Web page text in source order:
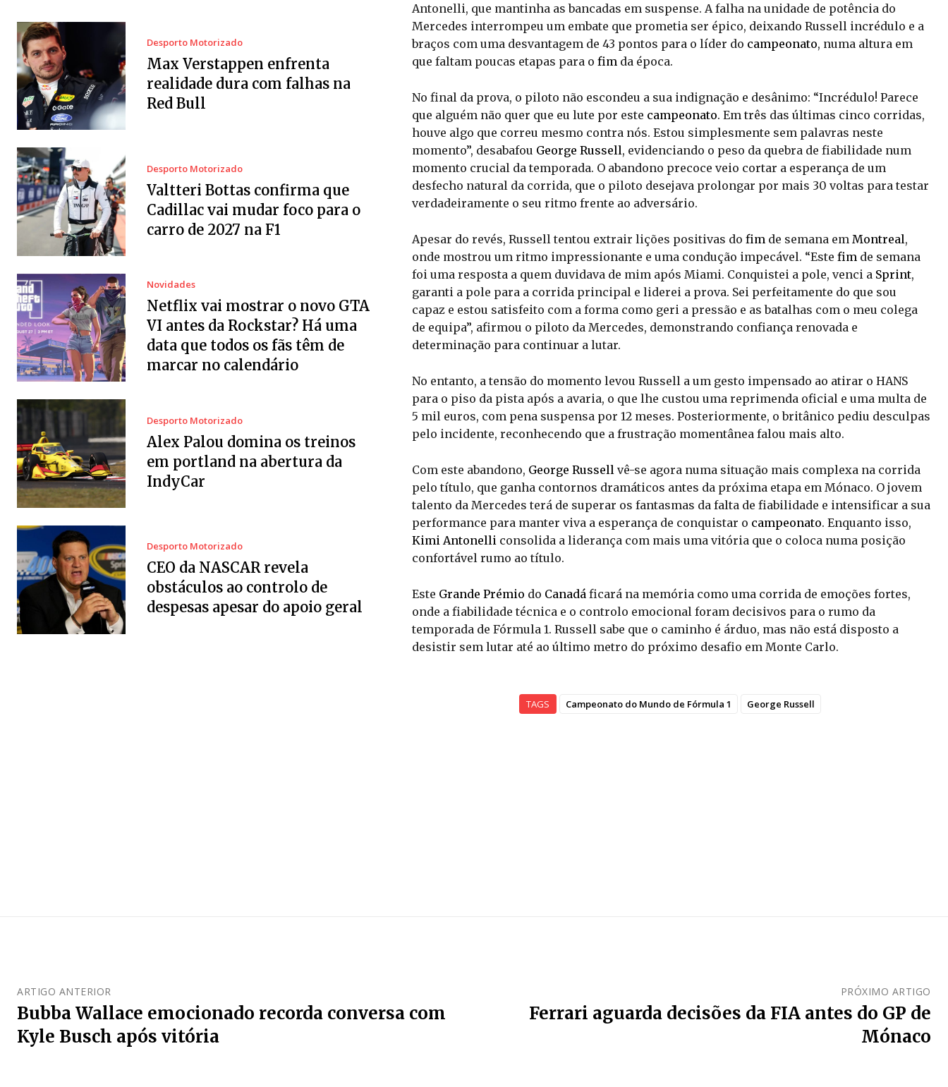
Desporto Motorizado
Max Verstappen enfrenta
realidade dura com falhas na
Red Bull
Desporto Motorizado
Valtteri Bottas confirma que
Cadillac vai mudar foco para o
carro de 2027 na F1
Novidades
Netflix vai mostrar o novo GTA
VI antes da Rockstar? Há uma
data que todos os fãs têm de
marcar no calendário
Desporto Motorizado
Alex Palou domina os treinos
em portland na abertura da
IndyCar
Desporto Motorizado
CEO da NASCAR revela
obstáculos ao controlo de
despesas apesar do apoio geral
Antonelli, que mantinha as bancadas em suspense. A falha na unidade de potência do
Mercedes interrompeu um embate que prometia ser épico, deixando Russell incrédulo e a
braços com uma desvantagem de 43 pontos para o líder do campeonato, numa altura em
que faltam poucas etapas para o fim da época.
No final da prova, o piloto não escondeu a sua indignação e desânimo: “Incrédulo! Parece
que alguém não quer que eu lute por este campeonato. Em três das últimas cinco corridas,
houve algo que correu mesmo contra nós. Estou simplesmente sem palavras neste
momento”, desabafou George Russell, evidenciando o peso da quebra de fiabilidade num
momento crucial da temporada. O abandono precoce veio cortar a esperança de um
desfecho natural da corrida, que o piloto desejava prolongar por mais 30 voltas para testar
verdadeiramente o seu ritmo frente ao adversário.
Apesar do revés, Russell tentou extrair lições positivas do fim de semana em Montreal,
onde mostrou um ritmo impressionante e uma condução impecável. “Este fim de semana
foi uma resposta a quem duvidava de mim após Miami. Conquistei a pole, venci a Sprint,
garanti a pole para a corrida principal e liderei a prova. Sei perfeitamente do que sou
capaz e estou satisfeito com a forma como geri a pressão e as batalhas com o meu colega
de equipa”, afirmou o piloto da Mercedes, demonstrando confiança renovada e
determinação para continuar a lutar.
No entanto, a tensão do momento levou Russell a um gesto impensado ao atirar o HANS
para o piso da pista após a avaria, o que lhe custou uma reprimenda oficial e uma multa de
5 mil euros, com pena suspensa por 12 meses. Posteriormente, o britânico pediu desculpas
pelo incidente, reconhecendo que a frustração momentânea falou mais alto.
Com este abandono, George Russell vê-se agora numa situação mais complexa na corrida
pelo título, que ganha contornos dramáticos antes da próxima etapa em Mónaco. O jovem
talento da Mercedes terá de superar os fantasmas da falta de fiabilidade e intensificar a sua
performance para manter viva a esperança de conquistar o campeonato. Enquanto isso,
Kimi Antonelli consolida a liderança com mais uma vitória que o coloca numa posição
confortável rumo ao título.
Este Grande Prémio do Canadá ficará na memória como uma corrida de emoções fortes,
onde a fiabilidade técnica e o controlo emocional foram decisivos para o rumo da
temporada de Fórmula 1. Russell sabe que o caminho é árduo, mas não está disposto a
desistir sem lutar até ao último metro do próximo desafio em Monte Carlo.
TAGS Campeonato do Mundo de Fórmula 1 George Russell
ARTIGO ANTERIOR
Bubba Wallace emocionado recorda conversa com
Kyle Busch após vitória
PRÓXIMO ARTIGO
Ferrari aguarda decisões da FIA antes do GP de
Mónaco